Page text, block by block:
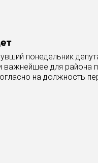
понедельник
важнейшее для района
на должность